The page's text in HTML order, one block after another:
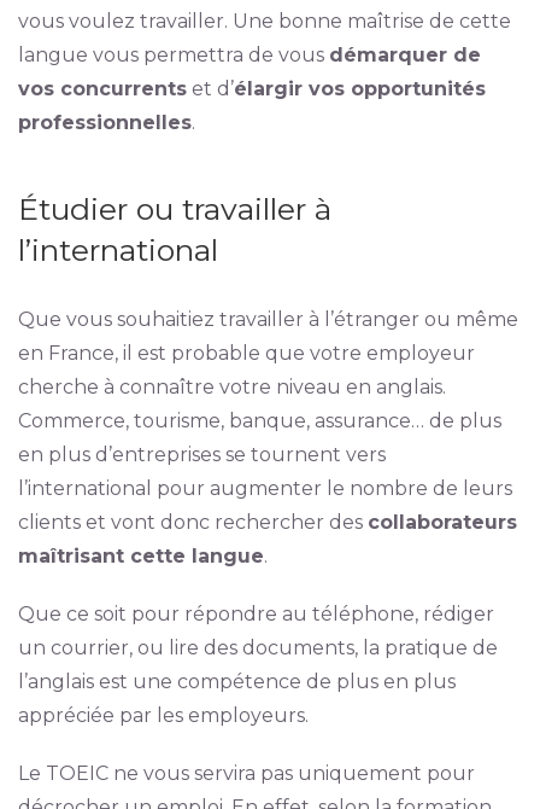
vous voulez travailler. Une bonne maîtrise de cette
langue vous permettra de vous démarquer de
vos concurrentset d’élargir vos opportunités
professionnelles.
Étudier ou travailler à
l’international
Que vous souhaitiez travailler à l’étranger ou même
en France, il est probable que votre employeur
cherche à connaître votre niveau en anglais.
Commerce, tourisme, banque, assurance… de plus
en plus d’entreprises se tournent vers
l’international pour augmenter le nombre de leurs
clients et vont donc rechercher des collaborateurs
maîtrisant cette langue.
Que ce soit pour répondre au téléphone, rédiger
un courrier, ou lire des documents, la pratique de
l’anglais est une compétence de plus en plus
appréciée par les employeurs.
Le TOEIC ne vous servira pas uniquement pour